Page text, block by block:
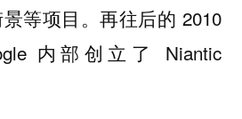
等项目。再往后的 2010
内部创立了 Niantic